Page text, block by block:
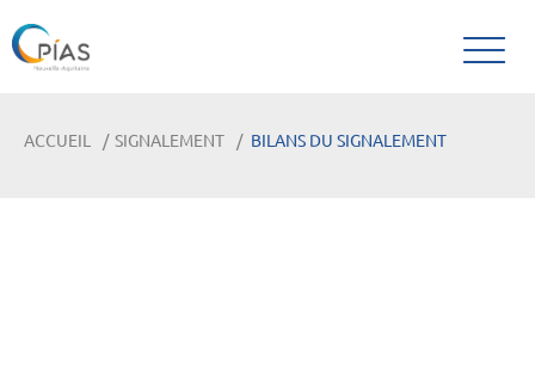
ACCUEIL SIGNALEMENT BILANS DU SIGNALEMENT